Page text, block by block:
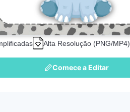
Alta Resolução (PNG/MP4)
Comece a Editar